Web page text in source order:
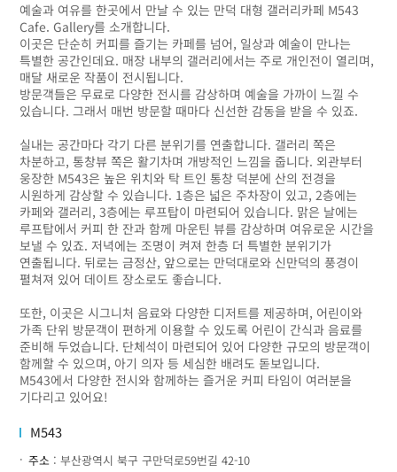
예술과 여유를 한곳에서 만날 수 있는 만덕 대형 갤러리카페 M543
Cafe. Gallery를 소개합니다.
이곳은 단순히 커피를 즐기는 카페를 넘어, 일상과 예술이 만나는
특별한 공간인데요. 매장 내부의 갤러리에서는 주로 개인전이 열리며,
매달 새로운 작품이 전시됩니다.
방문객들은 무료로 다양한 전시를 감상하며 예술을 가까이 느낄 수
있습니다. 그래서 매번 방문할 때마다 신선한 감동을 받을 수 있죠.
실내는 공간마다 각기 다른 분위기를 연출합니다. 갤러리 쪽은
차분하고, 통창뷰 쪽은 활기차며 개방적인 느낌을 줍니다. 외관부터
웅장한 M543은 높은 위치와 탁 트인 통창 덕분에 산의 전경을
시원하게 감상할 수 있습니다. 1층은 넓은 주차장이 있고, 2층에는
카페와 갤러리, 3층에는 루프탑이 마련되어 있습니다. 맑은 날에는
루프탑에서 커피 한 잔과 함께 마운틴 뷰를 감상하며 여유로운 시간을
보낼 수 있죠. 저녁에는 조명이 켜져 한층 더 특별한 분위기가
연출됩니다. 뒤로는 금정산, 앞으로는 만덕대로와 신만덕의 풍경이
펼쳐져 있어 데이트 장소로도 좋습니다.
또한, 이곳은 시그니처 음료와 다양한 디저트를 제공하며, 어린이와
가족 단위 방문객이 편하게 이용할 수 있도록 어린이 간식과 음료를
준비해 두었습니다. 단체석이 마련되어 있어 다양한 규모의 방문객이
함께할 수 있으며, 아기 의자 등 세심한 배려도 돋보입니다.
M543에서 다양한 전시와 함께하는 즐거운 커피 타임이 여러분을
기다리고 있어요!
M543
주소 : 부산광역시 북구 구만덕로59번길 42-10